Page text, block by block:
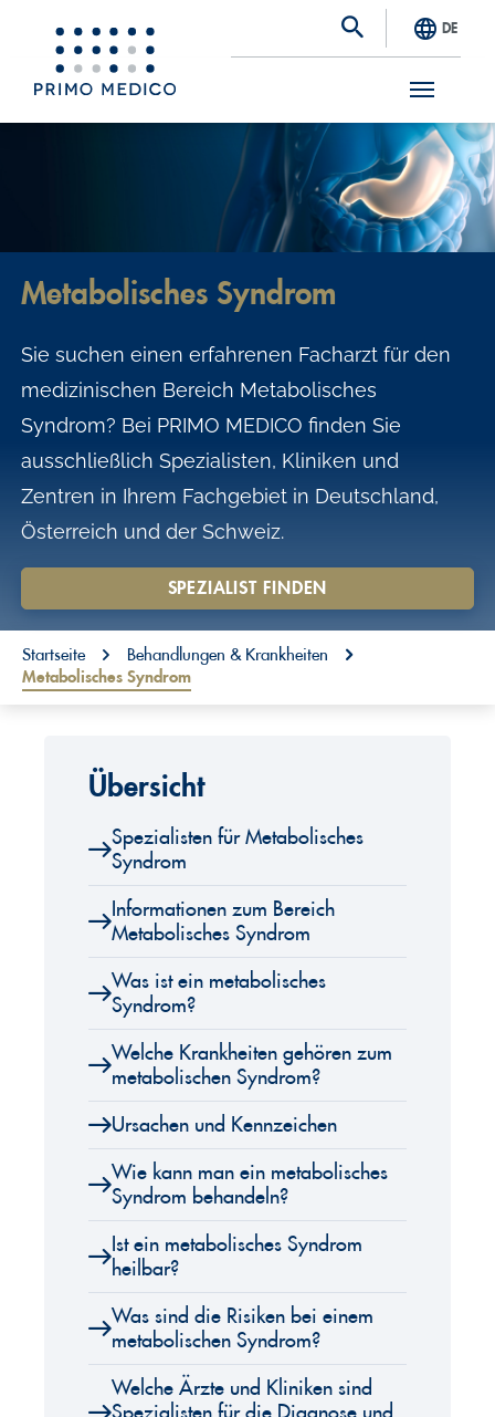
S
DE
Metabolisches Syndrom
Sie suchen einen erfahrenen Facharzt für den
medizinischen Bereich Metabolisches
Syndrom? Bei PRIMO MEDICO finden Sie
ausschließlich Spezialisten, Kliniken und
Zentren in Ihrem Fachgebiet in Deutschland,
Österreich und der Schweiz.
SPEZIALIST FINDEN
You are here:
Startseite
Behandlungen & Krankheiten
Metabolisches Syndrom
Übersicht
Spezialisten für Metabolisches
Syndrom
Informationen zum Bereich
Metabolisches Syndrom
Was ist ein metabolisches
Syndrom?
Welche Krankheiten gehören zum
metabolischen Syndrom?
Ursachen und Kennzeichen
Wie kann man ein metabolisches
Syndrom behandeln?
Ist ein metabolisches Syndrom
heilbar?
Was sind die Risiken bei einem
metabolischen Syndrom?
Welche Ärzte und Kliniken sind
Spezialisten für die Diagnose und